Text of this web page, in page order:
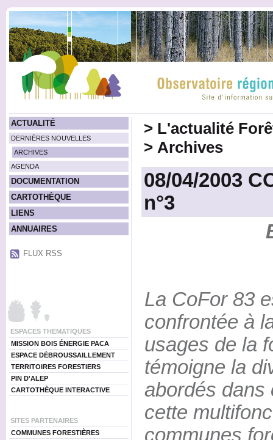
ACTUALITÉ
DERNIÈRES NOUVELLES
ARCHIVES
AGENDA
DOCUMENTATION
CARTOTHÈQUE
LIENS
ANNUAIRES
FLUX RSS
ESPACES THEMATIQUES
MISSION BOIS ÉNERGIE PACA
ESPACE DÉBROUSSAILLEMENT
TERRITOIRES FORESTIERS
PIN D'ALEP
CARTOTHÈQUE INTERACTIVE
SITES PARTENAIRES
COMMUNES FORESTIÈRES
> L'actualité
> Archives
08/04/2003
n°3
La CoFor 83
confrontée à
usages de la
témoigne la
abordés dans
cette
communes